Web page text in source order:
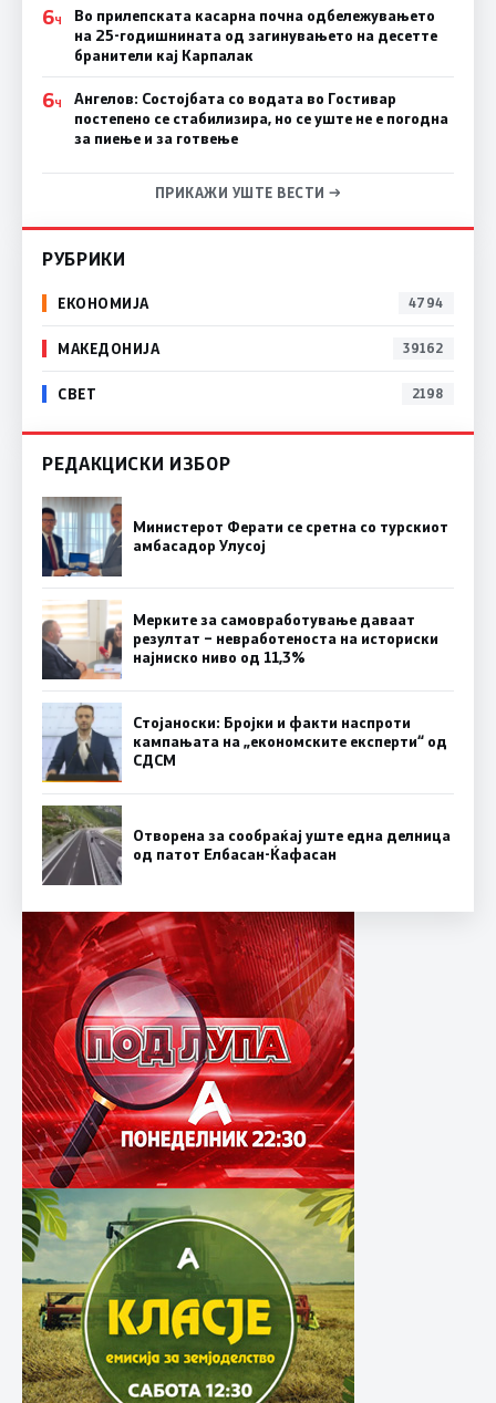
6Ч
Во прилепската касарна почна одбележувањето
на 25-годишнината од загинувањето на десетте
бранители кај Карпалак
6Ч
Ангелов: Состојбата со водата во Гостивар
постепено се стабилизира, но се уште не е погодна
за пиење и за готвење
ПРИКАЖИ УШТЕ ВЕСТИ →
РУБРИКИ
ЕКОНОМИЈА 4794
МАКЕДОНИЈА 39162
СВЕТ 2198
РЕДАКЦИСКИ ИЗБОР
Министерот Ферати се сретна со турскиот
амбасадор Улусој
Мерките за самовработување даваат
резултат – невработеноста на историски
најниско ниво од 11,3%
Стојаноски: Бројки и факти наспроти
кампањата на „економските експерти“ од
СДСM
Отворена за сообраќај уште една делница
од патот Елбасан-Ќафасан